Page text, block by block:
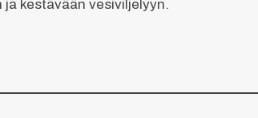
kestävään vesiviljelyyn.